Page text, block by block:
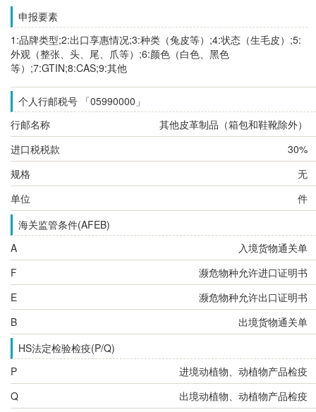
申报要素
1:品牌类型;2:出口享惠情况;3:种类（兔皮等）;4:状态（生毛皮）;5:
外观（整张、头、尾、爪等）;6:颜色（白色、黑色
等）;7:GTIN;8:CAS;9:其他
个人行邮税号 「05990000」
行邮名称
其他皮革制品（箱包和鞋靴除外）
进口税税款
30%
规格
无
单位
件
海关监管条件(AFEB)
A
入境货物通关单
F
濒危物种允许进口证明书
E
濒危物种允许出口证明书
B
出境货物通关单
HS法定检验检疫(P/Q)
P
进境动植物、动植物产品检疫
Q
出境动植物、动植物产品检疫